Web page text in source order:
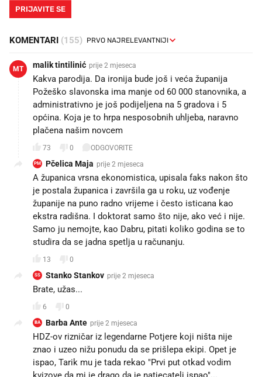
PRIJAVITE SE
KOMENTARI (155)
MT malik tintilinić prije 2 mjeseca
Kakva parodija. Da ironija bude još i veća županija
Požeško slavonska ima manje od 60 000 stanovnika, a
administrativno je još podijeljena na 5 gradova i 5
općina. Koja je to hrpa nesposobnih uhljeba, naravno
plačena našim novcem
73 0 ODGOVORITE
PM Pčelica Maja prije 2 mjeseca
A županica vrsna ekonomistica, upisala faks nakon što
je postala županica i završila ga u roku, uz vođenje
županije na puno radno vrijeme i često isticana kao
ekstra radišna. I doktorat samo što nije, ako već i nije.
Samo ju nemojte, kao Dabru, pitati koliko godina se to
studira da se jadna spetlja u računanju.
13 0
SS Stanko Stankov prije 2 mjeseca
Brate, užas...
6 0
BA Barba Ante prije 2 mjeseca
HDZ-ov rizničar iz legendarne Potjere koji ništa nije
znao i uzeo nižu ponudu da se prišlepa ekipi. Opet je
ispao, Tarik mu je tada rekao "Prvi put otkad vodim